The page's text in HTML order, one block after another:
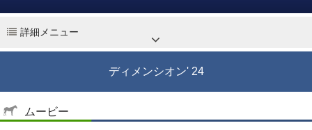
詳細メニュー
ディメンシオン' 24
ムービー